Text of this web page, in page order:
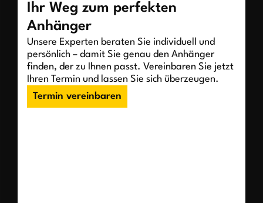
Ihr Weg zum perfekten
Anhänger
Unsere Experten beraten Sie individuell und
persönlich – damit Sie genau den Anhänger
finden, der zu Ihnen passt. Vereinbaren Sie jetzt
Ihren Termin und lassen Sie sich überzeugen.
Termin vereinbaren